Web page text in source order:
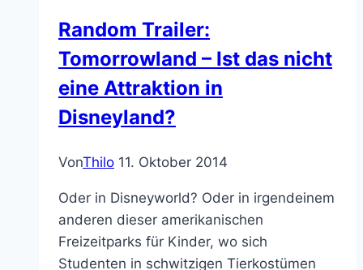
Science-
Fiction!
Random Trailer:
Tomorrowland – Ist das nicht
eine Attraktion in
Disneyland?
VonThilo 11. Oktober 2014
Oder in Disneyworld? Oder in irgendeinem
anderen dieser amerikanischen
Freizeitparks für Kinder, wo sich
Studenten in schwitzigen Tierkostümen